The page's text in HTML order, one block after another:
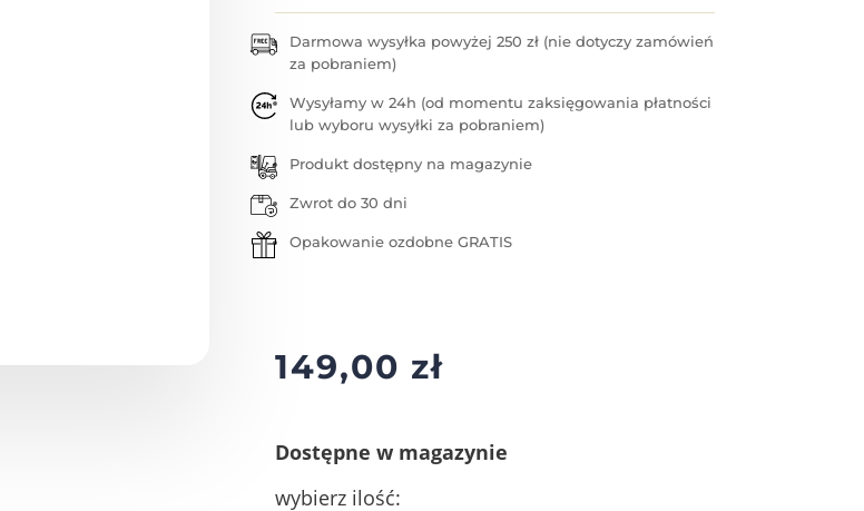
Darmowa wysyłka powyżej 250 zł (nie dotyczy zamówień
za pobraniem)
Wysyłamy w 24h (od momentu zaksięgowania płatności
lub wyboru wysyłki za pobraniem)
Produkt dostępny na magazynie
Zwrot do 30 dni
Opakowanie ozdobne GRATIS
149,00 zł
Dostępne w magazynie
wybierz ilość: